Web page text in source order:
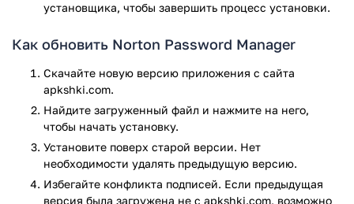
Чтобы приступить к работе с паролями в приложении
установить. Установку совершаем стандартным способом,
запустите Norton Password Manager.
Сначала приложение Norton Password Manager попросит
вас зайти в личных аккаунт, если же он отсутствует то
рекомендуем его создать. Чтобы создать аккаунт вам
много не понадобится, достаточно всего лишь ввести
электронную почту, спустя несколько секунд аккаунт
установщика, чтобы завершить процесс установки.
Как обновить Norton Password Manager
Скачайте новую версию приложения с сайта
apkshki.com.
Найдите загруженный файл и нажмите на него,
чтобы начать установку.
Установите поверх старой версии. Нет
необходимости удалять предыдущую версию.
Избегайте конфликта подписей. Если предыдущая
версия была загружена не с apkshki.com, возможно